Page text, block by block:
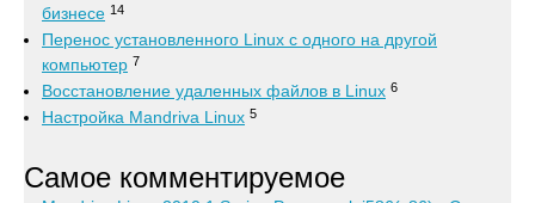
бизнесе 14
Перенос установленного Linux с одного на другой
компьютер 7
Восстановление удаленных файлов в Linux 6
Настройка Mandriva Linux 5
Самое комментируемое